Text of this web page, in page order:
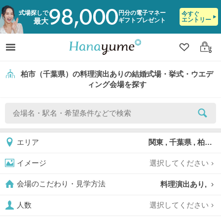
式場探しで
最大98,000 円分の電子マネー
ギフトプレゼント
今すぐ
エントリー
クリップ
ログ
柏市（千葉県）の料理演出ありの結婚式場・挙式・ウエデ
ィング会場を探す
エリア 関東 , 千葉県 , 柏市
イメージ 選択してください
会場のこだわり・見学方法 料理演出あり,
人数 選択してください